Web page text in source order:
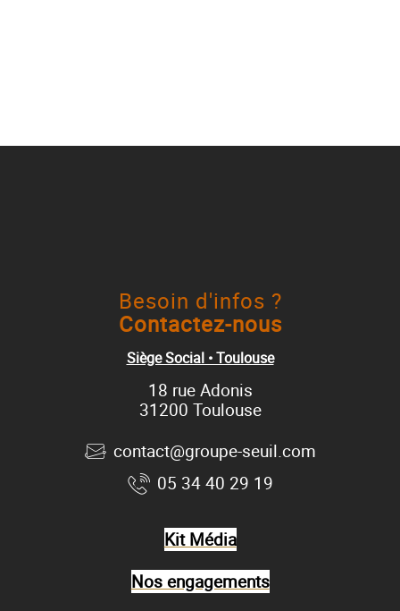
Besoin d'infos ?
Contactez-nous
Siège Social • Toulouse
18 rue Adonis
31200 Toulouse
contact@groupe-seuil.com
05 34 40 29 19
Kit Média
Nos engagements